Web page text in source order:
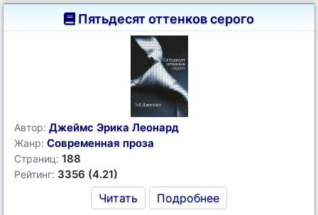
Пятьдесят оттенков серого
Автор: Джеймс Эрика Леонард
Жанр: Современная проза
Страниц: 188
Рейтинг: 3356 (4.21)
Читать Подробнее